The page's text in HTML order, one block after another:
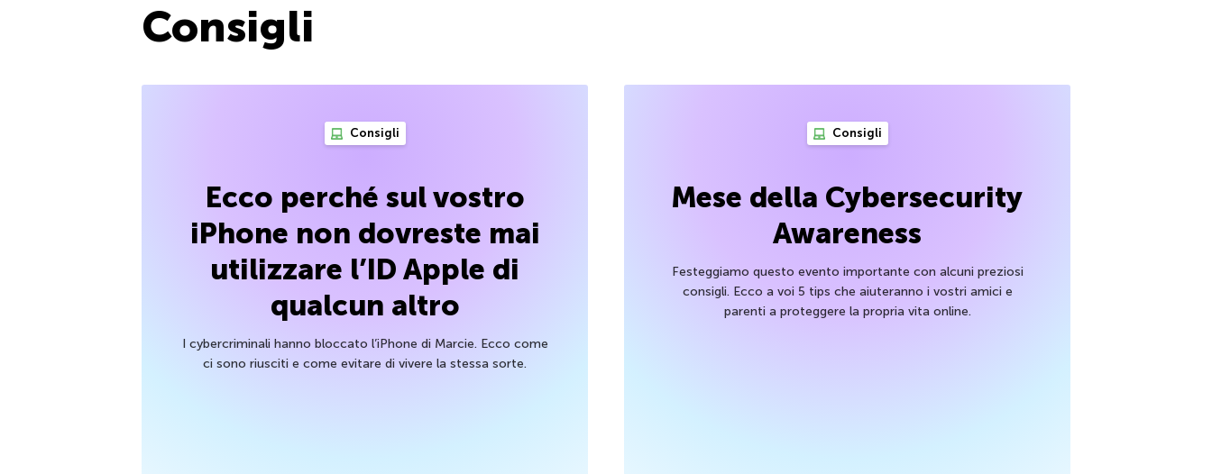
Consigli
Consigli
Ecco perché sul vostro
iPhone non dovreste mai
utilizzare l’ID Apple di
qualcun altro
I cybercriminali hanno bloccato l’iPhone di Marcie. Ecco come
ci sono riusciti e come evitare di vivere la stessa sorte.
Consigli
Mese della Cybersecurity
Awareness
Festeggiamo questo evento importante con alcuni preziosi
consigli. Ecco a voi 5 tips che aiuteranno i vostri amici e
parenti a proteggere la propria vita online.